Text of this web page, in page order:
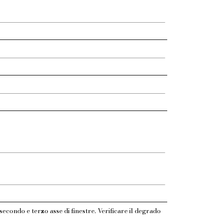
e terzo asse di finestre. Verificare il degrado